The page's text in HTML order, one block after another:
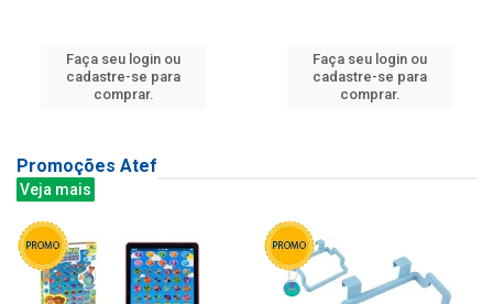
Faça seu login ou
cadastre-se para
comprar.
Faça seu login ou
cadastre-se para
comprar.
Promoções Atef
Veja mais